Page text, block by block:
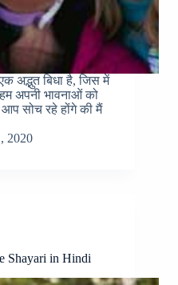
अद्भुत बिधा है, जिस में
अपनी भावनाओं को
सोच रहे होंगे की मैं
2020
Shayari in Hindi